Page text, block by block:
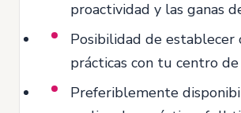
proactividad y las ganas
Posibilidad de establecer
prácticas con tu centro
Preferiblemente